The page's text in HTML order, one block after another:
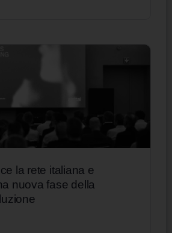
la rete italiana e
nuova fase della